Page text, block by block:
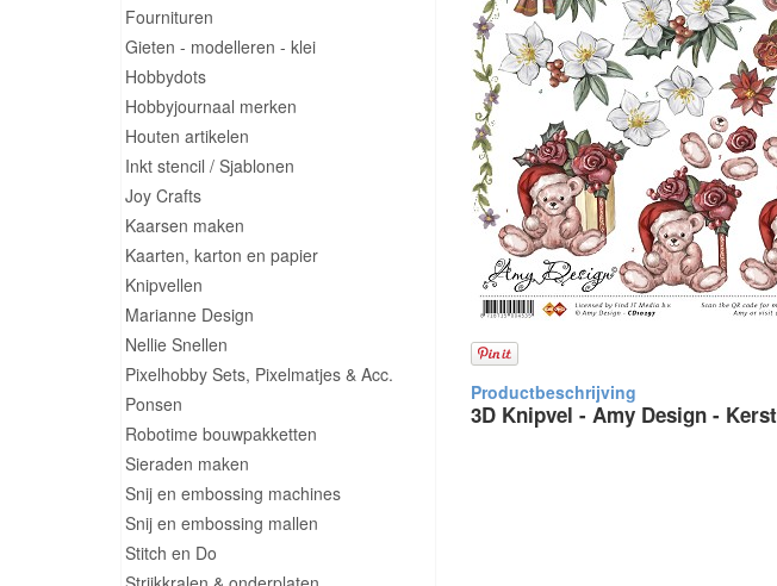
Fournituren
Gieten - modelleren - klei
Hobbydots
Hobbyjournaal merken
Houten artikelen
Inkt stencil / Sjablonen
Joy Crafts
Kaarsen maken
Kaarten, karton en papier
Knipvellen
Marianne Design
Nellie Snellen
Pixelhobby Sets, Pixelmatjes & Acc.
Ponsen
Robotime bouwpakketten
Sieraden maken
Snij en embossing machines
Snij en embossing mallen
Stitch en Do
3D Knipvel - Amy Design - Kerst